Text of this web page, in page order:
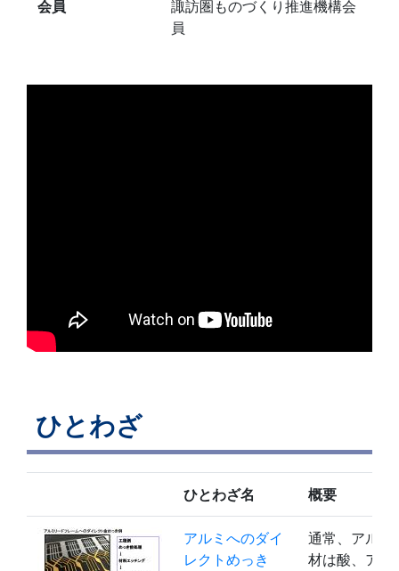
会員
諏訪圏ものづくり推進機構会
員
ひとわざ
ひとわざ名 概要
アルミへのダイ
レクトめっき
通常、アルミ
材は酸、アル